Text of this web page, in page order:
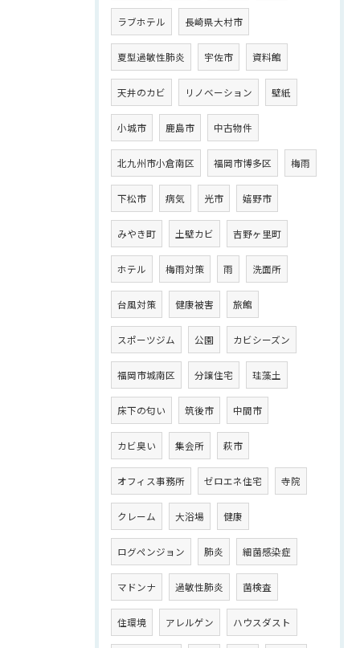
ラブホテル 長崎県大村市
夏型過敏性肺炎 宇佐市 資料館
天井のカビ リノベーション 壁紙
小城市 鹿島市 中古物件
北九州市小倉南区 福岡市博多区 梅雨
下松市 病気 光市 嬉野市
みやき町 土壁カビ 吉野ヶ里町
ホテル 梅雨対策 雨 洗面所
台風対策 健康被害 旅館
スポーツジム 公園 カビシーズン
福岡市城南区 分譲住宅 珪藻土
床下の匂い 筑後市 中間市
カビ臭い 集会所 萩市
オフィス事務所 ゼロエネ住宅 寺院
クレーム 大浴場 健康
ログペンジョン 肺炎 細菌感染症
マドンナ 過敏性肺炎 菌検査
住環境 アレルゲン ハウスダスト